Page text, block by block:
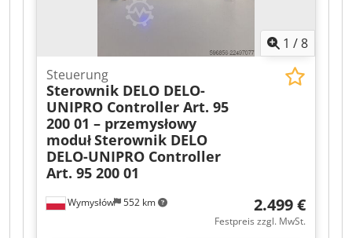
1 /8
Wymysłów 552 km
Steuerung
Sterownik DELO DELO-
UNIPRO Controller Art. 95
200 01 – przemysłowy
modułSterownik DELO
DELO-UNIPRO Controller
Art. 95 200 01
2.499 €
Festpreis zzgl. MwSt.